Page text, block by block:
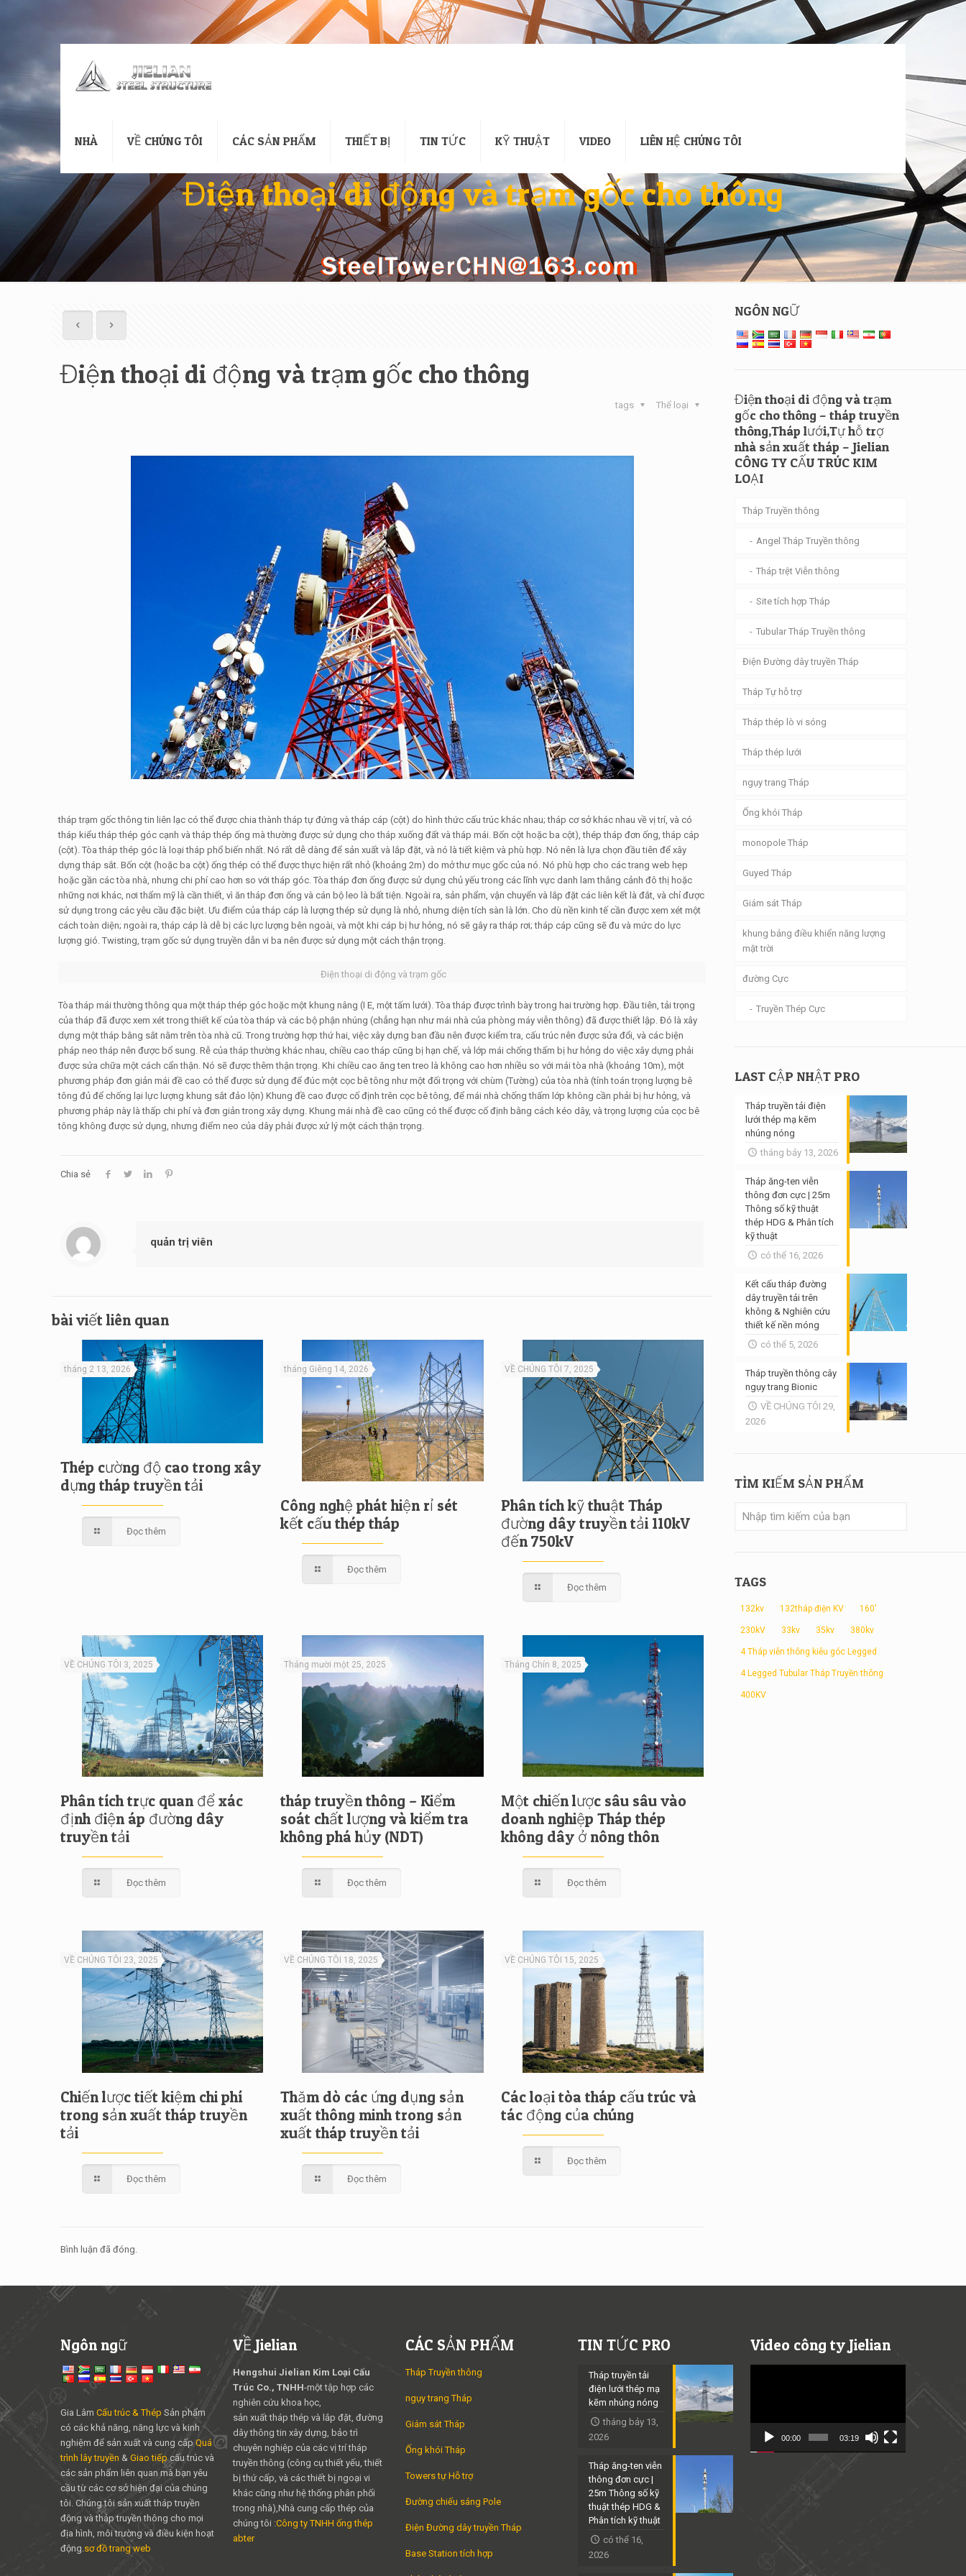
NHÀ VỀ CHÚNG TÔI CÁC SẢN PHẨM THIẾT BỊ TIN TỨC KỸ THUẬT VIDEO LIÊN HỆ CHÚNG TÔI
Điện thoại di động và trạm gốc cho thông
Điện thoại di động và trạm gốc cho thông
Thể loại
tags
tháp trạm gốc thông tin liên lạc có thể được chia thành tháp tự đứng và tháp cáp (cột) do hình thức cấu trúc khác nhau; tháp cơ sở khác nhau về vị trí, và có
tháp kiểu tháp thép góc cạnh và tháp thép ống mà thường được sử dụng cho tháp xuống đất và tháp mái. Bốn cột hoặc ba cột), thép tháp đơn ống, tháp cáp
(cột). Tòa tháp thép góc là loại tháp phổ biến nhất. Nó rất dễ dàng để sản xuất và lắp đặt, và nó là tiết kiệm và phù hợp. Nó nên là lựa chọn đầu tiên để xây
dựng tháp sắt. Bốn cột (hoặc ba cột) ống thép có thể được thực hiện rất nhỏ (khoảng 2m) do mở thư mục gốc của nó. Nó phù hợp cho các trang web hẹp
hoặc gần các tòa nhà, nhưng chi phí cao hơn so với tháp góc. Tòa tháp đơn ống được sử dụng chủ yếu trong các lĩnh vực danh lam thắng cảnh đô thị hoặc
những nơi khác, nơi thẩm mỹ là cần thiết, vì ăn tháp đơn ống và cán bộ leo là bất tiện. Ngoài ra, sản phẩm, vận chuyển và lắp đặt các liên kết là đắt, và chỉ được
sử dụng trong các yêu cầu đặc biệt. Ưu điểm của tháp cáp là lượng thép sử dụng là nhỏ, nhưng diện tích sàn là lớn. Cho dù nền kinh tế cần được xem xét một
cách toàn diện; ngoài ra, tháp cáp là dễ bị các lực lượng bên ngoài, và một khi cáp bị hư hỏng, nó sẽ gây ra tháp rơi; tháp cáp cũng sẽ đu và mức do lực
lượng gió. Twisting, trạm gốc sử dụng truyền dẫn vi ba nên được sử dụng một cách thận trọng.
Điện thoại di động và trạm gốc
Tòa tháp mái thường thông qua một tháp thép góc hoặc một khung nâng (I E, một tấm lưới). Tòa tháp được trình bày trong hai trường hợp. Đầu tiên, tải trọng
của tháp đã được xem xét trong thiết kế của tòa tháp và các bộ phận nhúng (chẳng hạn như mái nhà của phòng máy viễn thông) đã được thiết lập. Đó là xây
dựng một tháp bằng sắt nằm trên tòa nhà cũ. Trong trường hợp thứ hai, việc xây dựng ban đầu nên được kiểm tra, cấu trúc nên được sửa đổi, và các biện
pháp neo tháp nên được bổ sung. Rễ của tháp thường khác nhau, chiều cao tháp cũng bị hạn chế, và lớp mái chống thấm bị hư hỏng do việc xây dựng phải
được sửa chữa một cách cẩn thận. Nó sẽ được thêm thận trọng. Khi chiều cao ăng ten treo là không cao hơn nhiều so với mái tòa nhà (khoảng 10m), một
phương pháp đơn giản mái đề cao có thể được sử dụng để đúc một cọc bê tông như một đối trọng với chùm (Tường) của tòa nhà (tính toán trọng lượng bê
tông đủ để chống lại lực lượng khung sắt đảo lộn) Khung đề cao được cố định trên cọc bê tông, để mái nhà chống thấm lớp không cần phải bị hư hỏng, và
phương pháp này là thấp chi phí và đơn giản trong xây dựng. Khung mái nhà đề cao cũng có thể được cố định bằng cách kéo dây, và trọng lượng của cọc bê
tông không được sử dụng, nhưng điểm neo của dây phải được xử lý một cách thận trọng.
Chia sẻ
quản trị viên
bài viết liên quan
tháng 2 13, 2026
Thép cường độ cao trong xây
dựng tháp truyền tải
Đọc thêm
tháng Giêng 14, 2026
Công nghệ phát hiện rỉ sét
kết cấu thép tháp
Đọc thêm
VỀ CHÚNG TÔI 7, 2025
Phân tích kỹ thuật Tháp
đường dây truyền tải 110kV
đến 750kV
Đọc thêm
VỀ CHÚNG TÔI 3, 2025
Phân tích trực quan để xác
định điện áp đường dây
truyền tải
Đọc thêm
Tháng mười một 25, 2025
tháp truyền thông – Kiểm
soát chất lượng và kiểm tra
không phá hủy (NDT)
Đọc thêm
Tháng Chín 8, 2025
Một chiến lược sâu sâu vào
doanh nghiệp Tháp thép
không dây ở nông thôn
Đọc thêm
VỀ CHÚNG TÔI 23, 2025
Chiến lược tiết kiệm chi phí
trong sản xuất tháp truyền
tải
Đọc thêm
VỀ CHÚNG TÔI 18, 2025
Thăm dò các ứng dụng sản
xuất thông minh trong sản
xuất tháp truyền tải
Đọc thêm
VỀ CHÚNG TÔI 15, 2025
Các loại tòa tháp cấu trúc và
tác động của chúng
Đọc thêm
Bình luận đã đóng.
NGÔN NGỮ
Điện thoại di động và trạm
gốc cho thông – tháp truyền
thông,Tháp lưới,Tự hỗ trợ
nhà sản xuất tháp – Jielian
CÔNG TY CẤU TRÚC KIM
LOẠI
Tháp Truyền thông
Angel Tháp Truyền thông
Tháp trệt Viễn thông
Site tích hợp Tháp
Tubular Tháp Truyền thông
Điện Đường dây truyền Tháp
Tháp Tự hỗ trợ
Tháp thép lò vi sóng
Tháp thép lưới
ngụy trang Tháp
Ống khói Tháp
monopole Tháp
Guyed Tháp
Giám sát Tháp
khung bảng điều khiển năng lượng
mặt trời
đường Cực
Truyền Thép Cực
LAST CẬP NHẬT PRO
Tháp truyền tải điện
lưới thép mạ kẽm
nhúng nóng
tháng bảy 13, 2026
Tháp ăng-ten viễn
thông đơn cực | 25m
Thông số kỹ thuật
thép HDG & Phân tích
kỹ thuật
có thể 16, 2026
Kết cấu tháp đường
dây truyền tải trên
không & Nghiên cứu
thiết kế nền móng
có thể 5, 2026
Tháp truyền thông cây
ngụy trang Bionic
VỀ CHÚNG TÔI 29,
2026
TÌM KIẾM SẢN PHẨM
TAGS
132kv 132tháp điện KV 160'
230kV 33kv 35kv 380kv
4 Tháp viễn thông kiễu góc Legged
4 Legged Tubular Tháp Truyền thông
400KV
Ngôn ngữ
Gia Lâm Cấu trúc & Thép Sản phẩm
có các khả năng, năng lực và kinh
nghiệm để sản xuất và cung cấpQuá
trình lây truyền & Giao tiếpcấu trúc và
các sản phẩm liên quan mà bạn yêu
cầu từ các cơ sở hiện đại của chúng
tôi. Chúng tôi sản xuất tháp truyền
động và tháp truyền thông cho mọi
địa hình, môi trường và điều kiện hoạt
động. sơ đồ trang web
VỀ Jielian
Hengshui Jielian Kim Loại Cấu
Trúc Co., TNHH-một tập hợp các
nghiên cứu khoa học,
sản xuất tháp thép và lắp đặt, đường
dây thông tin xây dựng, bảo trì
chuyên nghiệp của các vị trí tháp
truyền thông (công cụ thiết yếu, thiết
bị thứ cấp, và các thiết bị ngoại vi
khác cũng như hệ thống phân phối
trong nhà),Nhà cung cấp thép của
chúng tôi :Công ty TNHH ống thép
abter
CÁC SẢN PHẨM
Tháp Truyền thông
ngụy trang Tháp
Giám sát Tháp
Ống khói Tháp
Towers tự Hỗ trợ
Đường chiếu sáng Pole
Điện Đường dây truyền Tháp
Base Station tích hợp
TIN TỨC PRO
Tháp truyền tải
điện lưới thép mạ
kẽm nhúng nóng
tháng bảy 13,
2026
Tháp ăng-ten viễn
thông đơn cực |
25m Thông số kỹ
thuật thép HDG &
Phân tích kỹ thuật
có thể 16,
2026
Video công ty Jielian
00:00 03:19